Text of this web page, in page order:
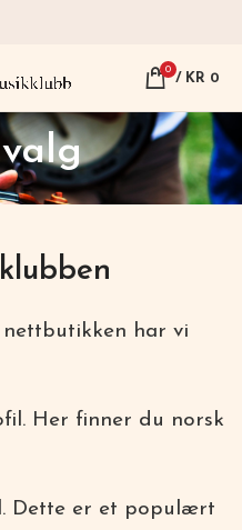
0
/ KR 0
har vi
Her finner du norsk
Dette er et populært